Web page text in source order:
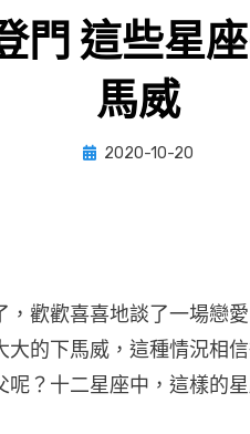
門 這些星
馬威
by小編
Posted
2020-10-20
歡歡喜喜地談了一場戀愛
大的下馬威，這種情況相
呢？十二星座中，這樣的